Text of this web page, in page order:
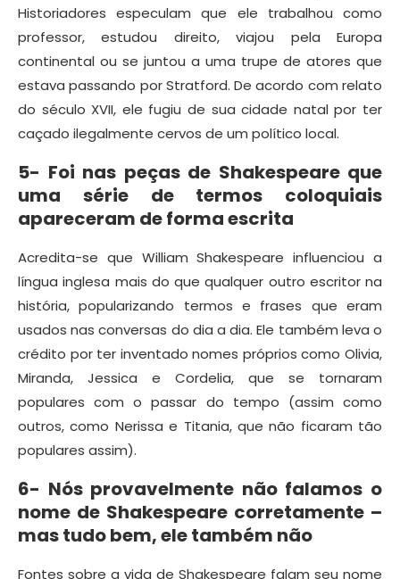
Historiadores especulam que ele trabalhou como
professor, estudou direito, viajou pela Europa
continental ou se juntou a uma trupe de atores que
estava passando por Stratford. De acordo com relato
do século XVII, ele fugiu de sua cidade natal por ter
caçado ilegalmente cervos de um político local.
5- Foi nas peças de Shakespeare que
uma série de termos coloquiais
apareceram de forma escrita
Acredita-se que William Shakespeare influenciou a
língua inglesa mais do que qualquer outro escritor na
história, popularizando termos e frases que eram
usados nas conversas do dia a dia. Ele também leva o
crédito por ter inventado nomes próprios como Olivia,
Miranda, Jessica e Cordelia, que se tornaram
populares com o passar do tempo (assim como
outros, como Nerissa e Titania, que não ficaram tão
populares assim).
6- Nós provavelmente não falamos o
nome de Shakespeare corretamente –
mas tudo bem, ele também não
Fontes sobre a vida de Shakespeare falam seu nome